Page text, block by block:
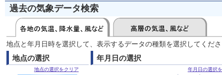
過去の気象データ検索
地点と年月日時を選択して、表示するデータの種類を選択してくだ
地点の選択
地点の選択をクリア
年月日の選択
年月日の選択